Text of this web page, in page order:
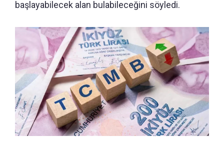
başlayabilecek alan bulabileceğini söyledi.